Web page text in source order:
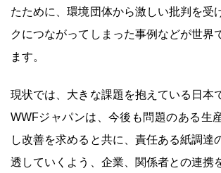
たために、環境団体から激しい批判を受
クにつながってしまった事例などが世界
ます。
現状では、大きな課題を抱えている日本
WWFジャパンは、今後も問題のある生
し改善を求めると共に、責任ある紙調達
透していくよう、企業、関係者との連携